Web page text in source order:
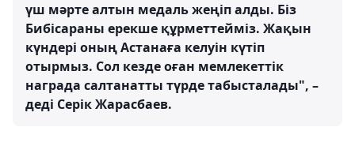
үш мәрте алтын медаль жеңіп алды. Біз
Бибісараны ерекше құрметтейміз. Жақын
күндері оның Астанаға келуін күтіп
отырмыз. Сол кезде оған мемлекеттік
награда салтанатты түрде табысталады", –
деді Серік Жарасбаев.